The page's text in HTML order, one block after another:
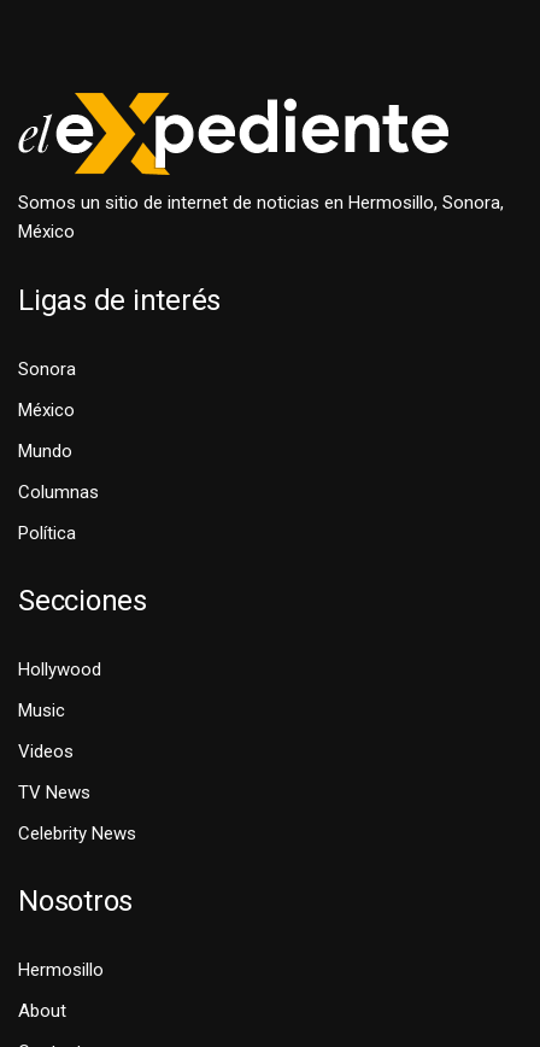
Somos un sitio de internet de noticias en Hermosillo, Sonora,
México
Ligas de interés
Sonora
México
Mundo
Columnas
Política
Secciones
Hollywood
Music
Videos
TV News
Celebrity News
Nosotros
Hermosillo
About